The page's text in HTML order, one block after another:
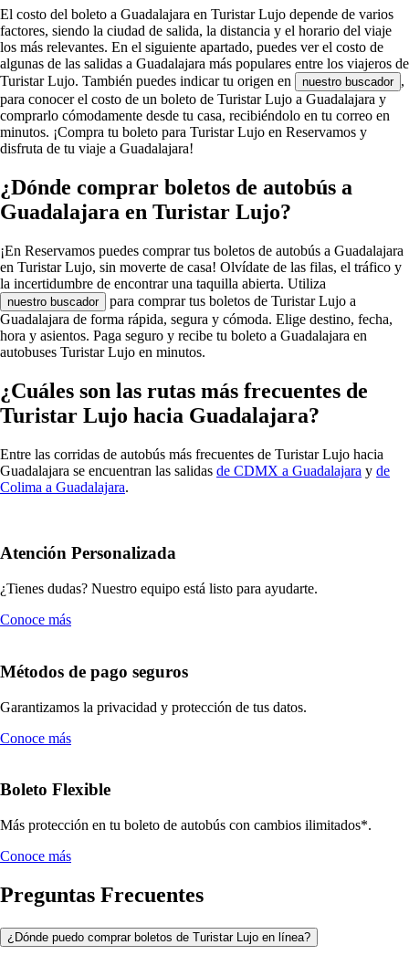
El costo del boleto a Guadalajara en Turistar Lujo depende de varios
factores, siendo la ciudad de salida, la distancia y el horario del viaje
los más relevantes. En el siguiente apartado, puedes ver el costo de
algunas de las salidas a Guadalajara más populares entre los viajeros de
Turistar Lujo. También puedes indicar tu origen en
nuestro buscador ,
para conocer el costo de un boleto de Turistar Lujo a Guadalajara y
comprarlo cómodamente desde tu casa, recibiéndolo en tu correo en
minutos. ¡Compra tu boleto para Turistar Lujo en Reservamos y
disfruta de tu viaje a Guadalajara!
¿Dónde comprar boletos de autobús a
Guadalajara en Turistar Lujo?
¡En Reservamos puedes comprar tus boletos de autobús a Guadalajara
en Turistar Lujo, sin moverte de casa! Olvídate de las filas, el tráfico y
la incertidumbre de encontrar una taquilla abierta. Utiliza
nuestro buscador
para comprar tus boletos de Turistar Lujo a
Guadalajara de forma rápida, segura y cómoda. Elige destino, fecha,
hora y asientos. Paga seguro y recibe tu boleto a Guadalajara en
autobuses Turistar Lujo en minutos.
¿Cuáles son las rutas más frecuentes de
Turistar Lujo hacia Guadalajara?
Entre las corridas de autobús más frecuentes de Turistar Lujo hacia
Guadalajara se encuentran las salidas de CDMX a Guadalajara y de
Colima a Guadalajara.
Atención Personalizada
¿Tienes dudas? Nuestro equipo está listo para ayudarte.
Conoce más
Métodos de pago seguros
Garantizamos la privacidad y protección de tus datos.
Conoce más
Boleto Flexible
Más protección en tu boleto de autobús con cambios ilimitados*.
Conoce más
Preguntas Frecuentes
¿Dónde puedo comprar boletos de Turistar Lujo en línea?